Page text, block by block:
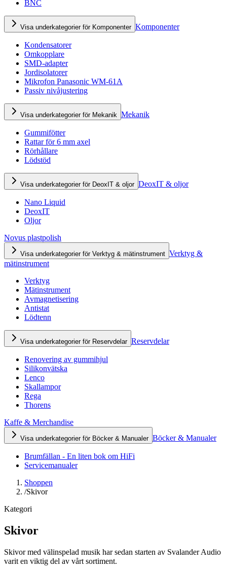
BNC
Visa underkategorier för Komponenter Komponenter
Kondensatorer
Omkopplare
SMD-adapter
Jordisolatorer
Mikrofon Panasonic WM-61A
Passiv nivåjustering
Visa underkategorier för Mekanik Mekanik
Gummifötter
Rattar för 6 mm axel
Rörhållare
Lödstöd
Visa underkategorier för DeoxIT & oljor DeoxIT & oljor
Nano Liquid
DeoxIT
Oljor
Novus plastpolish
Visa underkategorier för Verktyg & mätinstrument Verktyg &
mätinstrument
Verktyg
Mätinstrument
Avmagnetisering
Antistat
Lödtenn
Visa underkategorier för Reservdelar Reservdelar
Renovering av gummihjul
Silikonvätska
Lenco
Skallampor
Rega
Thorens
Kaffe & Merchandise
Visa underkategorier för Böcker & Manualer Böcker & Manualer
Brumfällan - En liten bok om HiFi
Servicemanualer
Shoppen
/Skivor
Kategori
Skivor
Skivor med välinspelad musik har sedan starten av Svalander Audio
varit en viktig del av vårt sortiment.